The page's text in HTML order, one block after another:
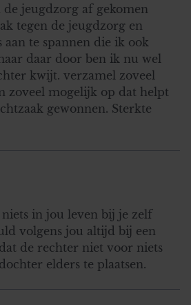
de jeugdzorg af gekomen
tegen de jeugdzorg en
aan te spannen die ik ook
daar door ben ik nu wel
kwijt. verzamel zoveel
zoveel mogelijk op dat helpt
gewonnen. Sterkte
in jou leven bij je zelf
volgens jou altijd bij een
de rechter niet voor niets
elders te plaatsen.